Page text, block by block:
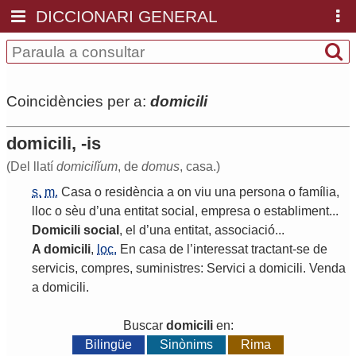
DICCIONARI GENERAL
Coincidències per a: domicili
domicili, -is
(Del llatí domicilĭum, de domus, casa.)
s. m. Casa o residència a on viu una persona o família,
lloc o sèu d’una entitat social , empresa o establiment...
Domicili social , el d’una entitat, associació...
A domicili, loc. En casa de ’interessat tractant-se de
servicis, compres, suministres: Servici a domicili. Venda
a domicili.
Buscar domicilien:
Bilingüe
Sinònims Rima